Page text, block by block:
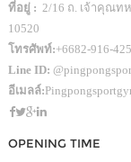
ที่อยู่ : 2/16 ถ. เจ้าคุณท
10520
โทรศัพท์:+6682-916-
Line ID:
อีเมลล์:
OPENING TIME